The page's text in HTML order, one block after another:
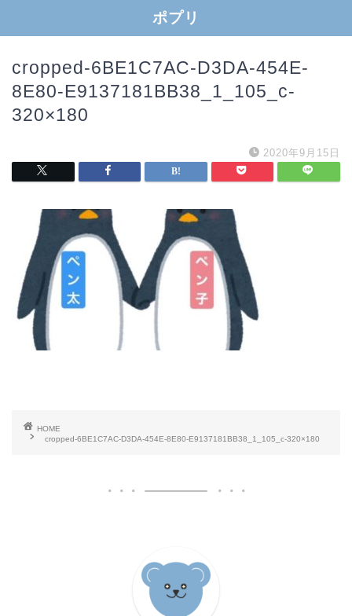
ポプリ
cropped-6BE1C7AC-D3DA-454E-
8E80-E9137181BB38_1_105_c-
320×180
2020年9月15日
HOME
cropped-6BE1C7AC-D3DA-454E-8E80-E9137181BB38_1_105_c-320×180